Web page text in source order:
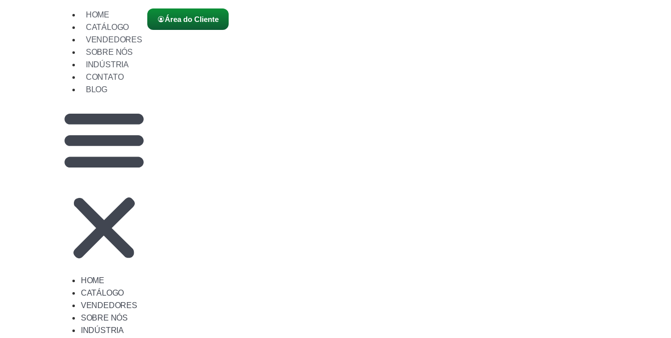
HOME
CATÁLOGO
VENDEDORES
SOBRE NÓS
INDÚSTRIA
CONTATO
BLOG
HOME
CATÁLOGO
VENDEDORES
SOBRE NÓS
INDÚSTRIA
Área do Cliente